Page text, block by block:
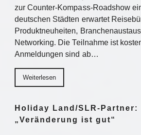
zur Counter-Kompass-Roadshow
deutschen Städten erwartet
Produktneuheiten,
Networking. Die Teilnahme ist
Anmeldungen sind ab…
Weiterlesen
Holiday Land/SLR-Partner:
„Veränderung ist gut“